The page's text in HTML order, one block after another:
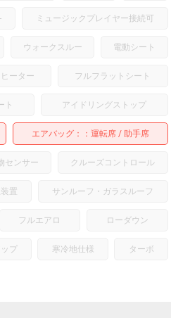
- ミュージックプレイヤー接続可
ウォークスルー 電動シート
ーター フルフラットシート
ト アイドリングストップ
エアバッグ： 運転席 助手席
センサー クルーズコントロール
置 サンルーフ・ガラスルーフ
フルエアロ ローダウン
プ 寒冷地仕様 ターボ